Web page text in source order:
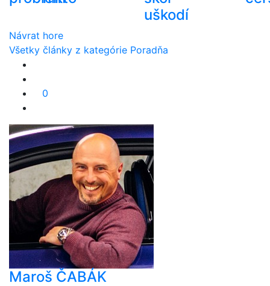
uškodí
Návrat hore
Všetky články z kategórie Poradňa
0
Maroš ČABÁK